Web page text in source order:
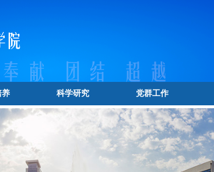
养 科学研究 党群工作